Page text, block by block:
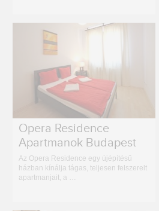
Opera Residence
Apartmanok Budapest
Az Opera Residence egy újépítésű
házban kínálja tágas, teljesen felszerelt
apartmanjait, a …